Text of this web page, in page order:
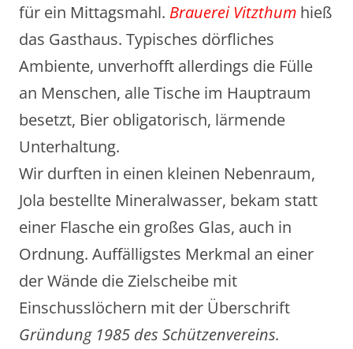
für ein Mittagsmahl. Brauerei Vitzthum hieß
das Gasthaus. Typisches dörfliches
Ambiente, unverhofft allerdings die Fülle
an Menschen, alle Tische im Hauptraum
besetzt, Bier obligatorisch, lärmende
Unterhaltung.
Wir durften in einen kleinen Nebenraum,
Jola bestellte Mineralwasser, bekam statt
einer Flasche ein großes Glas, auch in
Ordnung. Auffälligstes Merkmal an einer
der Wände die Zielscheibe mit
Einschusslöchern mit der Überschrift
Gründung 1985 des Schützenvereins.